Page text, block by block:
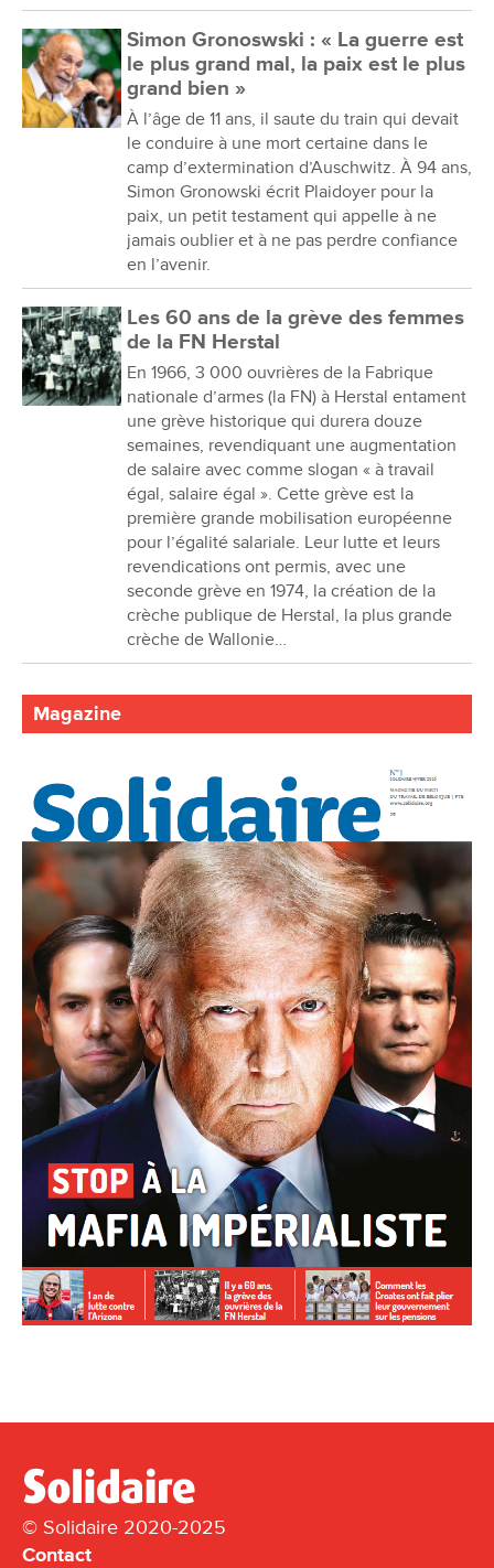
Simon Gronoswski : « La guerre est
le plus grand mal, la paix est le plus
grand bien »
À l’âge de 11 ans, il saute du train qui devait
le conduire à une mort certaine dans le
camp d’extermination d’Auschwitz. À 94 ans,
Simon Gronowski écrit Plaidoyer pour la
paix, un petit testament qui appelle à ne
jamais oublier et à ne pas perdre confiance
en l’avenir.
Les 60 ans de la grève des femmes
de la FN Herstal
En 1966, 3 000 ouvrières de la Fabrique
nationale d’armes (la FN) à Herstal entament
une grève historique qui durera douze
semaines, revendiquant une augmentation
de salaire avec comme slogan « à travail
égal, salaire égal ». Cette grève est la
première grande mobilisation européenne
pour l’égalité salariale. Leur lutte et leurs
revendications ont permis, avec une
seconde grève en 1974, la création de la
crèche publique de Herstal, la plus grande
crèche de Wallonie…
Magazine
© Solidaire 2020-2025
Contact